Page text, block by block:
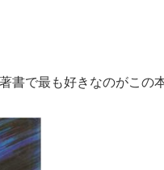
書で最も好きなのがこの